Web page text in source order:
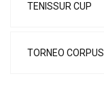
TENISSUR CUP
TORNEO CORPUS